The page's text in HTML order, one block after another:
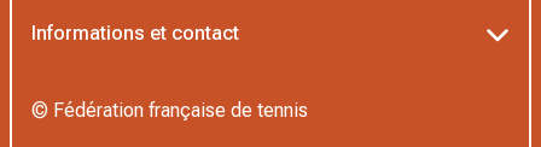
L’Institut Formation Tennis
Informations et contact
© Fédération française de tennis